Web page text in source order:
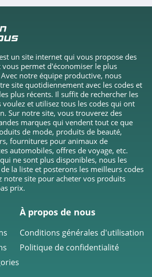
un site internet qui vous propose des
permet d'économiser le plus
notre équipe productive, nous
site quotidiennement avec les codes et
plus récents. Il suffit de rechercher les
et utilisez tous les codes qui ont
Sur notre site, vous trouverez des
marques qui vendent tout ce que
de mode, produits de beauté,
fournitures pour animaux de
automobiles, offres de voyage, etc.
ne sont plus disponibles, nous les
la liste et posterons les meilleurs codes
notre site pour acheter vos produits
prix.
À propos de nous
Conditions générales d'utilisation
Politique de confidentialité